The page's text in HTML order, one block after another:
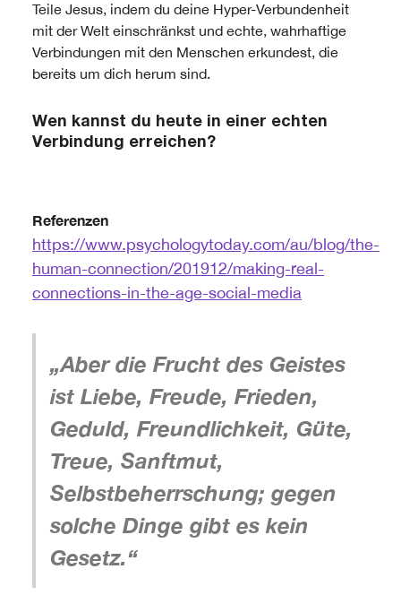
Teile Jesus, indem du deine Hyper-Verbundenheit
mit der Welt einschränkst und echte, wahrhaftige
Verbindungen mit den Menschen erkundest, die
bereits um dich herum sind.
Wen kannst du heute in einer echten
Verbindung erreichen?
Referenzen
https://www.psychologytoday.com/au/blog/the-
human-connection/201912/making-real-
connections-in-the-age-social-media
„Aber die Frucht des Geistes
ist Liebe, Freude, Frieden,
Geduld, Freundlichkeit, Güte,
Treue, Sanftmut,
Selbstbeherrschung; gegen
solche Dinge gibt es kein
Gesetz.“